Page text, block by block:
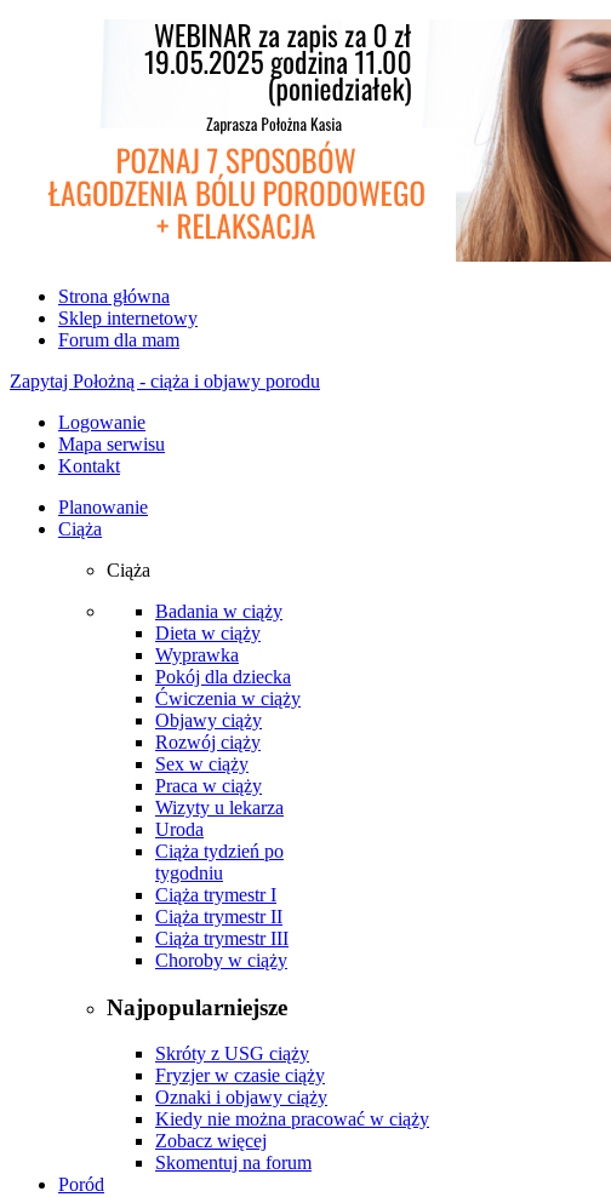
Strona główna
Sklep internetowy
Forum dla mam
Zapytaj Położną - ciąża i objawy porodu
Logowanie
Mapa serwisu
Kontakt
Planowanie
Ciąża
Ciąża
Badania w ciąży
Dieta w ciąży
Wyprawka
Pokój dla dziecka
Ćwiczenia w ciąży
Objawy ciąży
Rozwój ciąży
Sex w ciąży
Praca w ciąży
Wizyty u lekarza
Uroda
Ciąża tydzień po
tygodniu
Ciąża trymestr I
Ciąża trymestr II
Ciąża trymestr III
Choroby w ciąży
Najpopularniejsze
Skróty z USG ciąży
Fryzjer w czasie ciąży
Oznaki i objawy ciąży
Kiedy nie można pracować w ciąży
Zobacz więcej
Skomentuj na forum
Poród